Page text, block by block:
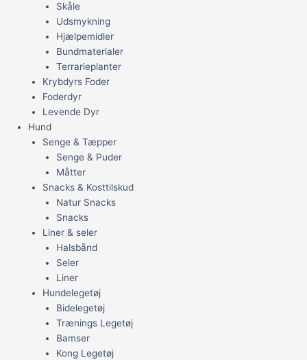
Skåle
Udsmykning
Hjælpemidler
Bundmaterialer
Terrarieplanter
Krybdyrs Foder
Foderdyr
Levende Dyr
Hund
Senge & Tæpper
Senge & Puder
Måtter
Snacks & Kosttilskud
Natur Snacks
Snacks
Liner & seler
Halsbånd
Seler
Liner
Hundelegetøj
Bidelegetøj
Trænings Legetøj
Bamser
Kong Legetøj